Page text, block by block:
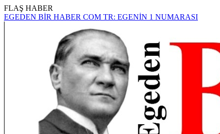
FLAŞ HABER
EGEDEN BİR HABER COM TR: EGENİN 1 NUMARASI